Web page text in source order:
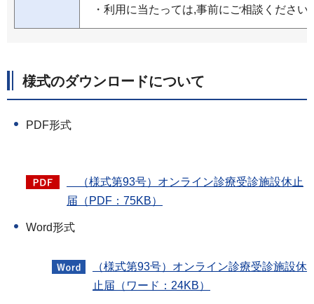
・利用に当たっては,事前にご相談ください
様式のダウンロードについて
PDF形式
（様式第93号）オンライン診療受診施設休止
届（PDF：75KB）
Word形式
（様式第93号）オンライン診療受診施設休
止届（ワード：24KB）